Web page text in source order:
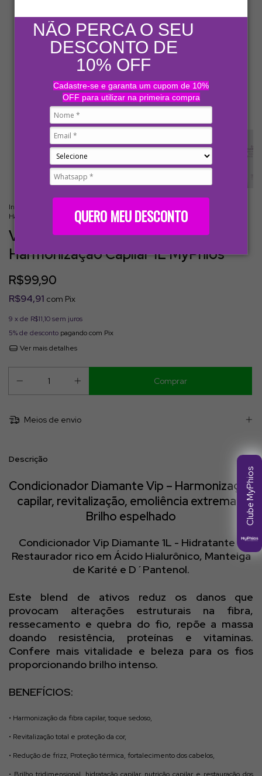
NÃO PERCA O SEU
DESCONTO DE
10% OFF
Cadastre-se e garanta um cupom de 10%
OFF para utilizar na primeira compra
QUERO MEU DESCONTO
Início
Harmonização Capilar 1L MyPhios
VIP Diamante - Condicionador
Harmonização Capilar 1L MyPhios
R$99,90
R$94,91 com Pix
9 x de R$11,10sem juros
5% de desconto pagando com Pix
Ver mais detalhes
Meios de envio
Descrição
Condicionador Diamante Vip – Harmonização
capilar, revitalização, emoliência extrema e
Brilho espelhado
Condicionador Vip Diamante 1L - Hidratante e
Restaurador rico em Ácido Hialurônico, Manteiga
de Karité e D´Pantenol.
Este blend de ativos reduz os danos que
provocam alterações estruturais na fibra,
ressecamento e quebra do fio, repõe a massa
doando resistência, proteínas e vitaminas.
Confere mais vitalidade e beleza para os fios
proporcionando brilho intenso.
BENEFÍCIOS:
• Harmonização da fibra capilar, toque sedoso,
• Revitalização total e proteção da cor,
• Redução de frizz, Proteção térmica, fortalecimento dos cabelos,
Clube MyPhios